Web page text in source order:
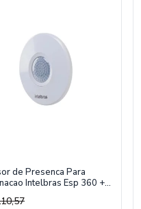
de Presenca Para
Intelbras Esp 360 +
Teto